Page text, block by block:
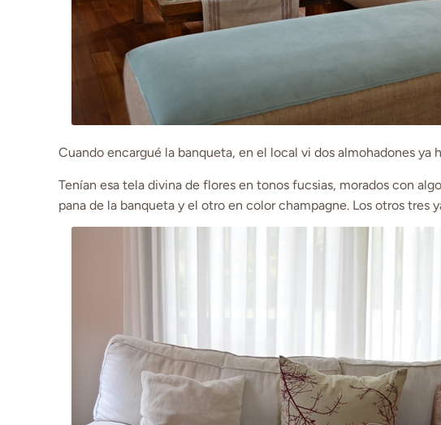
Cuando encargué la banqueta, en el local vi dos almohadones ya
Tenían esa tela divina de flores en tonos fucsias, morados con
pana de la banqueta y el otro en color champagne. Los otros tres